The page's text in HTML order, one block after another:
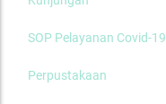
SOP Pelayanan Covid-19
Perpustakaan